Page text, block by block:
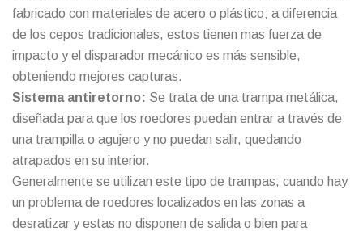
fabricado con materiales de acero o plástico; a diferencia
de los cepos tradicionales, estos tienen mas fuerza de
impacto y el disparador mecánico es más sensible,
obteniendo mejores capturas.
Sistema antiretorno: Se trata de una trampa metálica,
diseñada para que los roedores puedan entrar a través de
una trampilla o agujero y no puedan salir, quedando
atrapados en su interior.
Generalmente se utilizan este tipo de trampas, cuando hay
un problema de roedores localizados en las zonas a
desratizar y estas no disponen de salida o bien para